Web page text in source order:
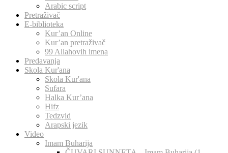
Arabic script
Pretraživač
E-biblioteka
Kur’an Online
Kur’an pretraživač
99 Allahovih imena
Predavanja
Skola Kur'ana
Skola Kur'ana
Sufara
Halka Kur’ana
Hifz
Tedzvid
Arapski jezik
Video
Imam Buharija